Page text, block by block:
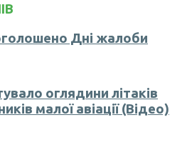
Дні жалоби
оглядини літаків
малої авіації (Відео)